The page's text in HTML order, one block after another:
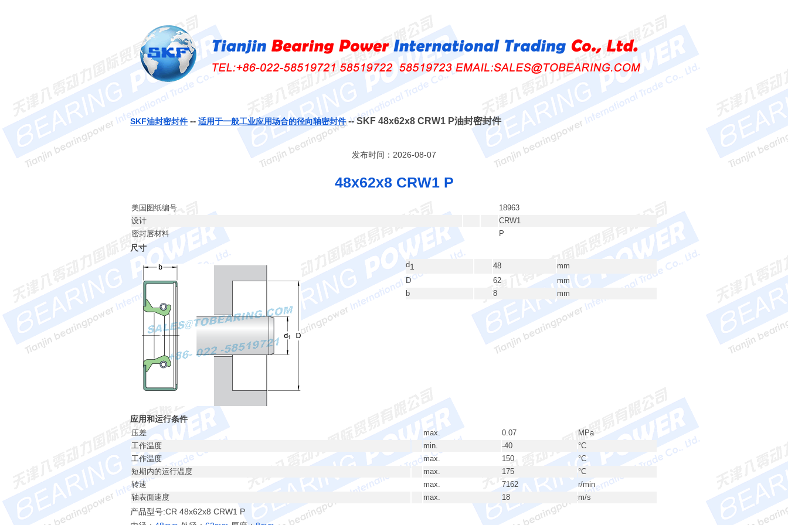
SKF油封密封件 -- 适用于一般工业应用场合的径向轴密封件-- SKF 48x62x8 CRW1 P油封密封件
发布时间：2026-08-07
48x62x8 CRW1 P
美国图纸编号
18963
设计
CRW1
密封唇材料
P
尺寸
d1 48
mm
D
62
mm
b
8 mm
应用和运行条件
压差 max. 0.07
MPa
工作温度
min. -40
°C
工作温度
max. 150
°C
短期内的运行温度
max. 175
°C
转速
max. 7162
r/min
轴表面速度
max. 18 m/s
产品型号:CR 48x62x8 CRW1 P